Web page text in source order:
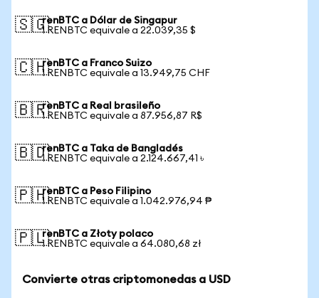
🇸🇬renBTC a Dólar de Singapur
1 RENBTC equivale a 22.039,35 $
🇨🇭renBTC a Franco Suizo
1 RENBTC equivale a 13.949,75 CHF
🇧🇷renBTC a Real brasileño
1 RENBTC equivale a 87.956,87 R$
🇧🇩renBTC a Taka de Bangladés
1 RENBTC equivale a 2.124.667,41 ৳
🇵🇭renBTC a Peso Filipino
1 RENBTC equivale a 1.042.976,94 ₱
🇵🇱renBTC a Złoty polaco
1 RENBTC equivale a 64.080,68 zł
Convierte otras criptomonedas a USD